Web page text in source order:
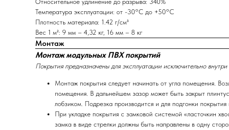
Температура эксплуатации: от -30°С до +50°С
Плотность материала: 1.42 г/см³
Вес 1 м²: 9 мм – 4,32 кг, 16 мм – 8 кг
Монтаж
Монтаж модульных ПВХ покрытий
Покрытия предназначены для эксплуатации исключительно
Монтаж покрытия следует начинать от угла помещения.
помещения. В дальнейшем зазор может быть закрыт
лобзиком. Подрезка производится и для подгонки
При укладке покрытия с замковой системой «ласточкин
замка в виде стрелки должны быть направлены в одну